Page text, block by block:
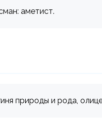
аметист.
природы и рода,